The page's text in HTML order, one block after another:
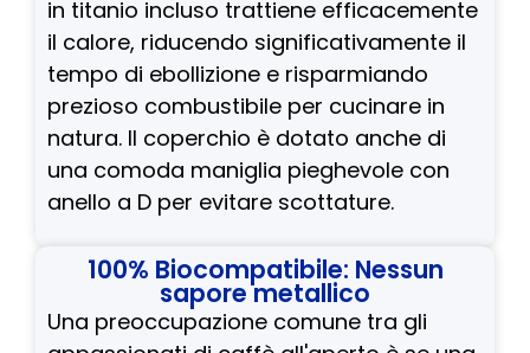
in titanio incluso trattiene efficacemente
il calore, riducendo significativamente il
tempo di ebollizione e risparmiando
prezioso combustibile per cucinare in
natura. Il coperchio è dotato anche di
una comoda maniglia pieghevole con
anello a D per evitare scottature.
100% Biocompatibile: Nessun
sapore metallico
Una preoccupazione comune tra gli